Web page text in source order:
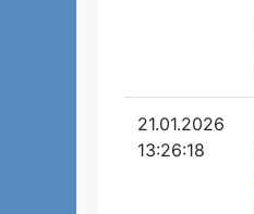
21.01.2026
13:26:18